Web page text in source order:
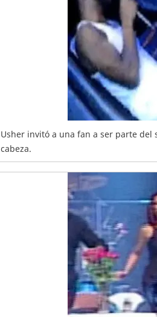
Usher invitó a una fan a ser parte
cabeza.